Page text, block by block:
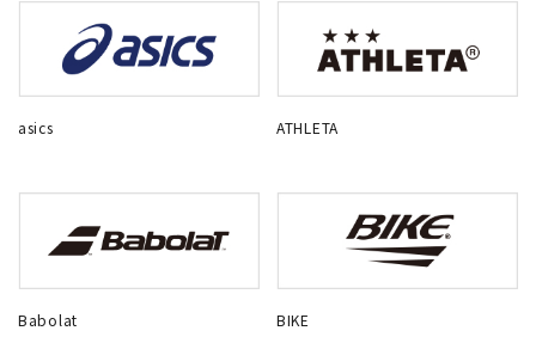
asics ATHLETA
Babolat BIKE